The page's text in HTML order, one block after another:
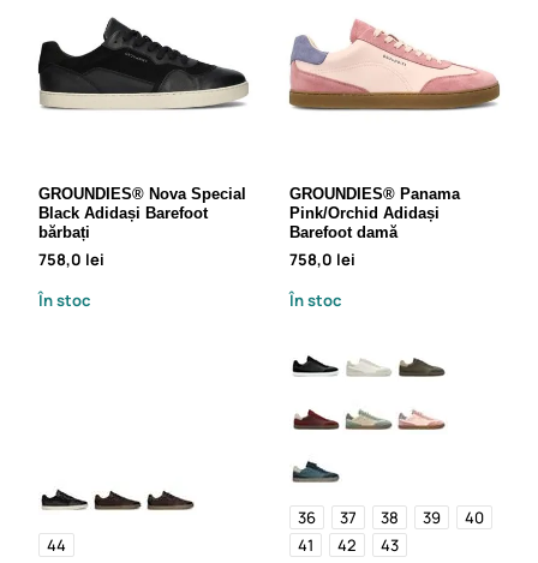
GROUNDIES® Nova Special
Black Adidași Barefoot
bărbați
758,0 lei
În stoc
44
GROUNDIES® Panama
Pink/Orchid Adidași
Barefoot damă
758,0 lei
În stoc
36 37 38 39
40
41
42 43